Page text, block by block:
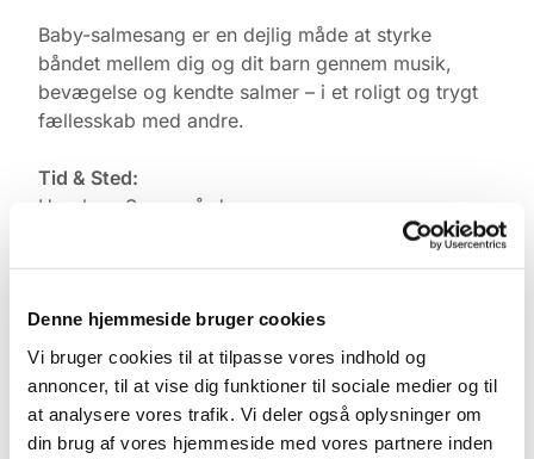
Denne hjemmeside bruger cookies
Vi bruger cookies til at tilpasse vores indhold og
annoncer, til at vise dig funktioner til sociale medier og til
at analysere vores trafik. Vi deler også oplysninger om
din brug af vores hjemmeside med vores partnere inden
Baby-salmesang er en dejlig måde at styrke
båndet mellem dig og dit barn gennem musik,
bevægelse og kendte salmer – i et roligt og trygt
fællesskab med andre.
Tid & Sted:
Ugerløse Sognegård
Kontakt Pernille Rasmussen på:
Mobil: +45 31521240
Mail: pernilleegholm@live.dk
Alle er velkomne – uanset om du er vant til at